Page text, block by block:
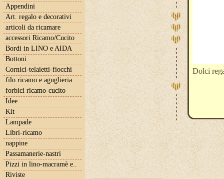
Appendini
Art. regalo e decorativi
articoli da ricamare
accessori Ricamo/Cucito
Bordi in LINO e AIDA
Bottoni
Cornici-telaietti-fiocchi
filo ricamo e aguglieria
forbici ricamo-cucito
Idee
Kit
Lampade
Libri-ricamo
nappine
Passamanerie-nastri
Pizzi in lino-macramè e..
Riviste
Dolci